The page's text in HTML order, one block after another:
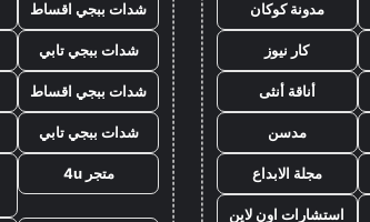
مدونة كوكان
كار نيوز
أناقة أنثى
مدسن
مجلة الابداع
استشارات اون لاين
شدات ببجي اقساط
شدات ببجي تابي
شدات ببجي اقساط
شدات ببجي تابي
متجر 4u